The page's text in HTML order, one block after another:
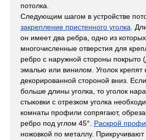
потолка.
Следующим шагом в устройстве
закрепление пристенного уголка.
он имеет два ребра, одно из
многочисленные отверстия для
ребро с наружной стороны покрыто
эмалью или винилом. Уголок крепят
декорированной стороной вниз.
больше длины уголка, то уголок
стыковки с отрезком уголка
комнаты профили сопрягают,
ребро под углом 45°. Раскрой
ножовкой по металлу. Прикручивают